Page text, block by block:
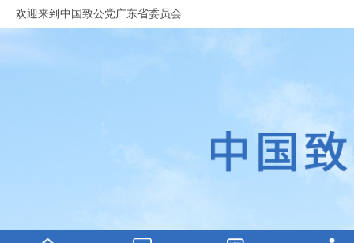
欢迎来到中国致公党广东省委员会